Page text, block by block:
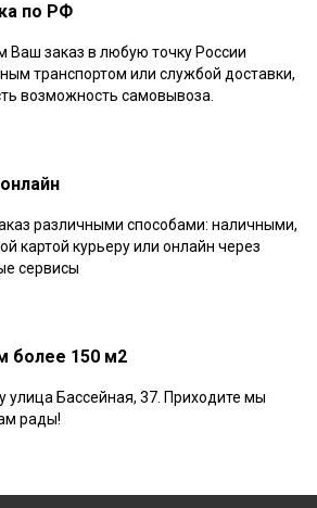
по РФ
Ваш заказ в любую точку России
транспортом или службой доставки,
возможность самовывоза.
различными способами: наличными,
картой курьеру или онлайн через
сервисы
более 150 м2
улица Бассейная, 37. Приходите мы
рады!